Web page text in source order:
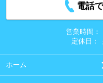
電話
営業時間：
定休日：
ホーム